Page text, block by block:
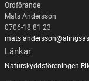
Ordförande
Mats Andersson
0706-18 81 23
Länkar
Naturskyddsföreningen